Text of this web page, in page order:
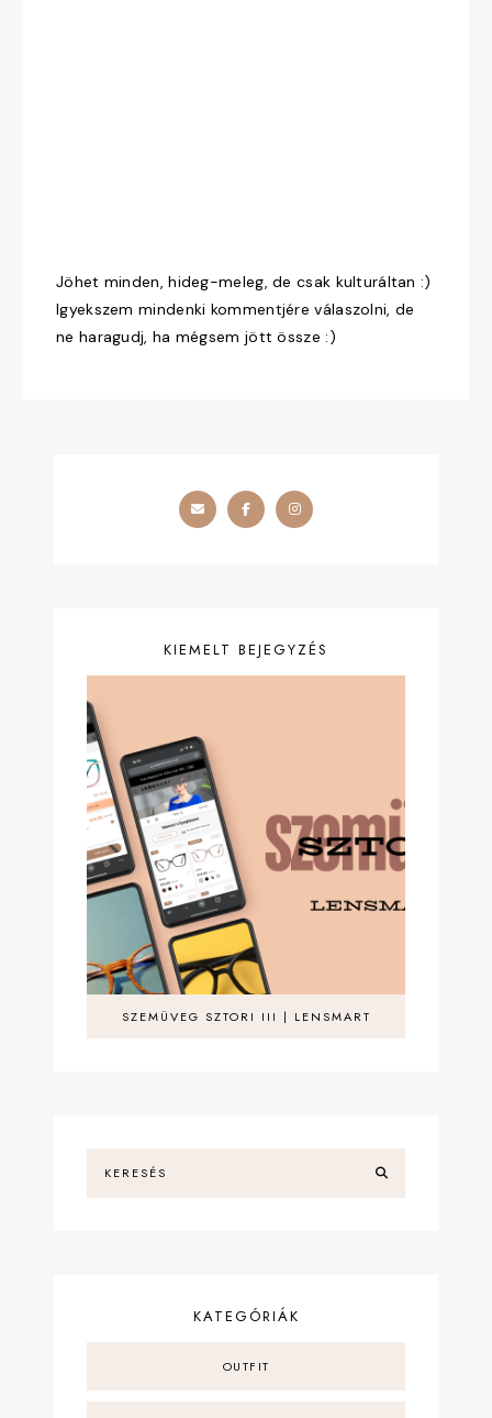
Jöhet minden, hideg-meleg, de csak kulturáltan :)
Igyekszem mindenki kommentjére válaszolni, de
ne haragudj, ha mégsem jött össze :)
KIEMELT BEJEGYZÉS
SZEMÜVEG SZTORI III | LENSMART
KATEGÓRIÁK
OUTFIT